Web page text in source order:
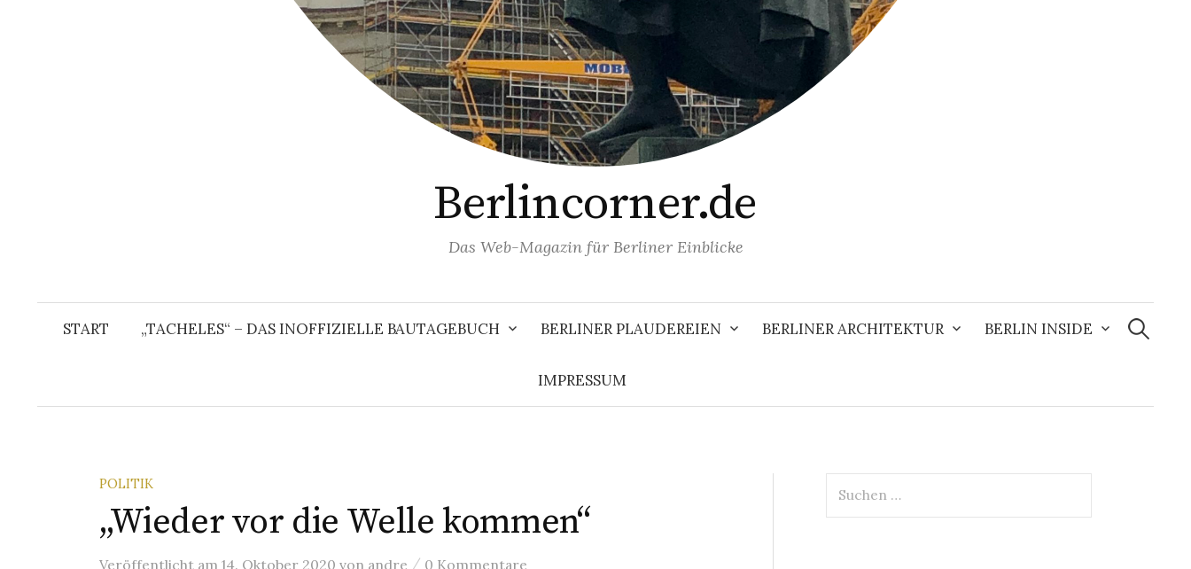
Berlincorner.de
Das Web-Magazin für Berliner Einblicke
START „TACHELES“ – DAS INOFFIZIELLE BAUTAGEBUCH BERLINER PLAUDEREIEN BERLINER ARCHITEKTUR BERLIN INSIDE
IMPRESSUM
Suchen
nach:
POLITIK
„Wieder vor die Welle kommen“
Veröffentlicht am 14. Oktober 2020 von andre / 0 Kommentare
nach: